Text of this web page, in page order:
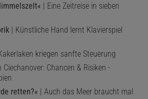
| Eine Zeitreise in sieben
| Künstliche Hand lernt Klavierspiel
kriegen sanfte Steuerung
Ciechanover: Chancen & Risiken
retten?« | Auch das Meer braucht mal